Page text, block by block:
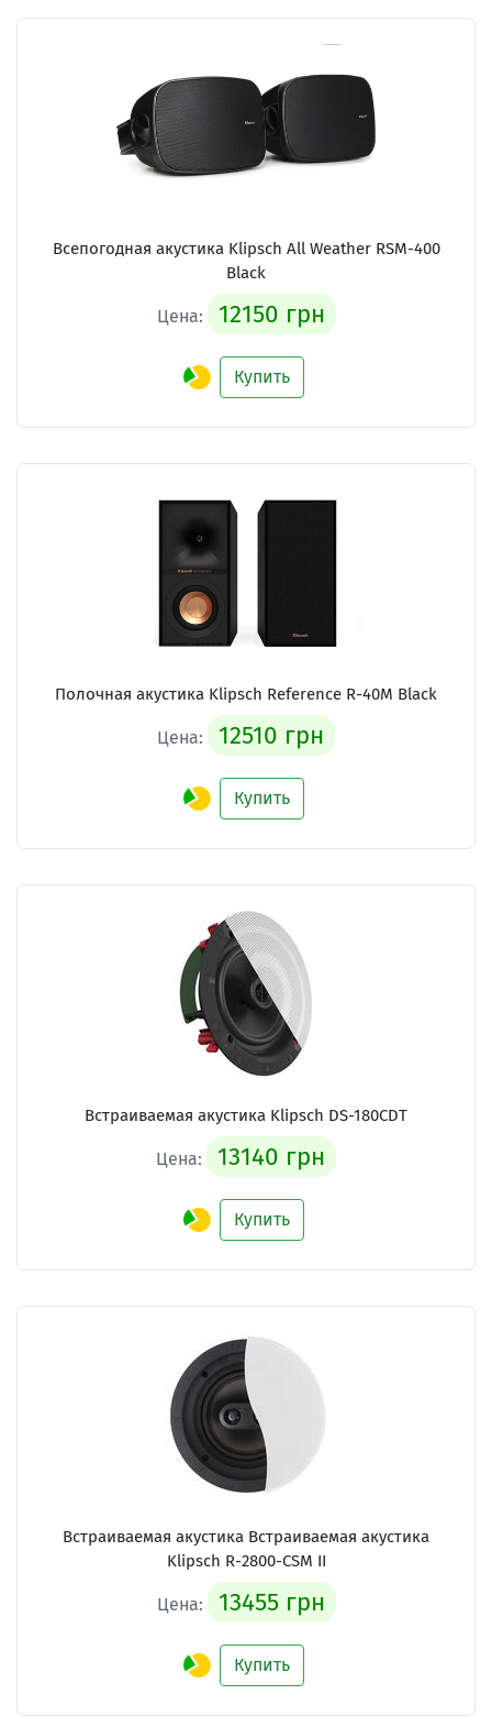
Всепогодная акустика Klipsch All Weather RSM-400
Black
Цена: 12150 грн
Купить
Полочная акустика Klipsch Reference R-40M Black
Цена: 12510 грн
Купить
Встраиваемая акустика Klipsch DS-180CDT
Цена: 13140 грн
Купить
Встраиваемая акустика Встраиваемая акустика
Klipsch R-2800-CSM II
Цена: 13455 грн
Купить